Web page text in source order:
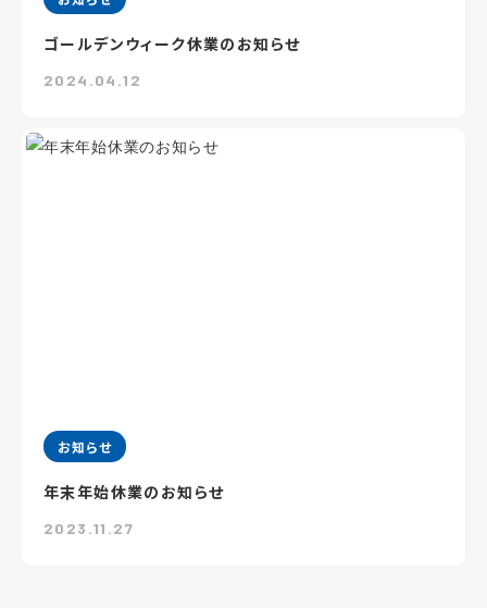
ゴールデンウィーク休業のお知らせ
2024.04.12
お知らせ
年末年始休業のお知らせ
2023.11.27